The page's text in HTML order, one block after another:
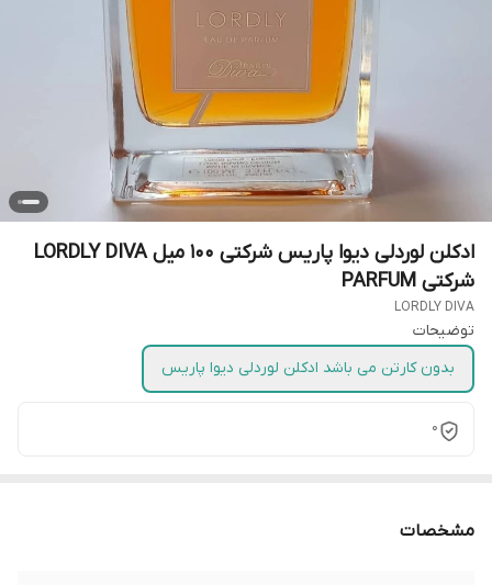
ادکلن لوردلی دیوا پاریس شرکتی 100 میل LORDLY DIVA
شرکتی PARFUM
LORDLY DIVA
توضیحات
بدون کارتن می باشد ادکلن لوردلی دیوا پاریس
0
مشخصات